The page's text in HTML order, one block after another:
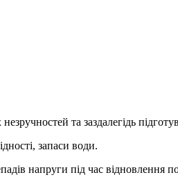
та заздалегідь
запаси води.
напруги під час відновлення